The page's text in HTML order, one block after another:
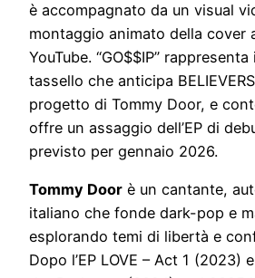
è accompagnato da un visual
montaggio animato della cover
YouTube. “GO$$IP”
tassello che anticipa
progetto di Tommy Door, e
offre un assaggio dell’EP di
previsto per gennaio 2026.
Tommy Door è un cantante,
italiano che fonde dark-pop e
esplorando temi di libertà e
Dopo l’EP LOVE – Act 1 (2023)